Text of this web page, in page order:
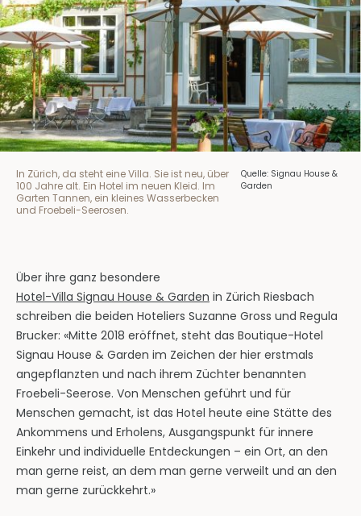
In Zürich, da steht eine Villa. Sie ist neu, über
100 Jahre alt. Ein Hotel im neuen Kleid. Im
Garten Tannen, ein kleines Wasserbecken
und Froebeli-Seerosen.
Quelle: Signau House &
Garden
Über ihre ganz besondere
Hotel-Villa Signau House & Garden in Zürich Riesbach
schreiben die beiden Hoteliers Suzanne Gross und Regula
Brucker: «Mitte 2018 eröffnet, steht das Boutique-Hotel
Signau House & Garden im Zeichen der hier erstmals
angepflanzten und nach ihrem Züchter benannten
Froebeli-Seerose. Von Menschen geführt und für
Menschen gemacht, ist das Hotel heute eine Stätte des
Ankommens und Erholens, Ausgangspunkt für innere
Einkehr und individuelle Entdeckungen – ein Ort, an den
man gerne reist, an dem man gerne verweilt und an den
man gerne zurückkehrt.»